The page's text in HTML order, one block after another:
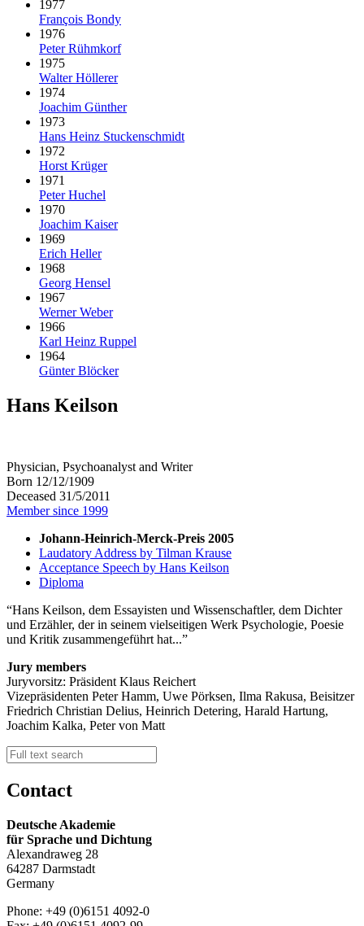
1977
François Bondy
1976
Peter Rühmkorf
1975
Walter Höllerer
1974
Joachim Günther
1973
Hans Heinz Stuckenschmidt
1972
Horst Krüger
1971
Peter Huchel
1970
Joachim Kaiser
1969
Erich Heller
1968
Georg Hensel
1967
Werner Weber
1966
Karl Heinz Ruppel
1964
Günter Blöcker
Hans Keilson
Physician, Psychoanalyst and Writer
Born 12/12/1909
Deceased 31/5/2011
Member since 1999
Johann-Heinrich-Merck-Preis 2005
Laudatory Address by Tilman Krause
Acceptance Speech by Hans Keilson
Diploma
Hans Keilson, dem Essayisten und Wissenschaftler, dem Dichter
und Erzähler, der in seinem vielseitigen Werk Psychologie, Poesie
und Kritik zusammengeführt hat...
Jury members
Juryvorsitz: Präsident Klaus Reichert
Vizepräsidenten Peter Hamm, Uwe Pörksen, Ilma Rakusa, Beisitzer
Friedrich Christian Delius, Heinrich Detering, Harald Hartung,
Joachim Kalka, Peter von Matt
Contact
Deutsche Akademie
für Sprache und Dichtung
Alexandraweg 28
64287 Darmstadt
Germany
Phone: +49 (0)6151 4092-0